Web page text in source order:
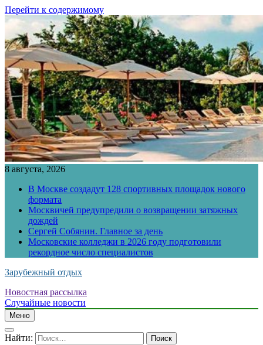
Перейти к содержимому
8 августа, 2026
В Москве создадут 128 спортивных площадок нового
формата
Москвичей предупредили о возвращении затяжных
дождей
Сергей Собянин. Главное за день
Московские колледжи в 2026 году подготовили
рекордное число специалистов
Зарубежный отдых
Новостная рассылка
Случайные новости
Меню
Найти: